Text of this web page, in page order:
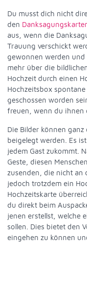
Du musst dich nicht
den
aus, wenn die
Trauung verschickt
gewonnen werden
mehr über die
Hochzeit durch einen
Hochzeitsbox
geschossen worden
freuen, wenn du ihnen
Die Bilder können
beigelegt werden. Es
jedem Gast zukommt.
Geste, diesen
zusenden, die nicht an
jedoch trotzdem ein
Hochzeitskarte
du direkt beim
jenen erstellst, welche
sollen. Dies bietet den
eingehen zu können